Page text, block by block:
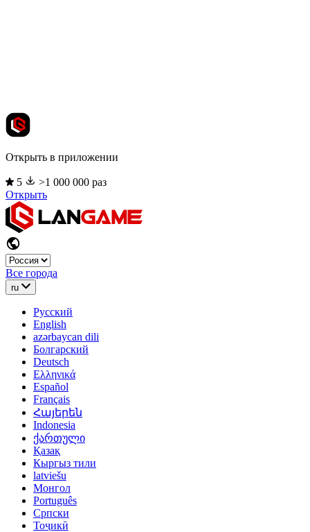
Открыть в приложении
5
>1 000 000 раз
Открыть
Все города
ru
Русский
English
azərbaycan dili
Болгарский
Deutsch
Ελληνικά
Español
Français
Հայերեն
Indonesia
ქართული
Қазақ
Кыргыз тили
latviešu
Монгол
Português
Српски
Тоҷикӣ